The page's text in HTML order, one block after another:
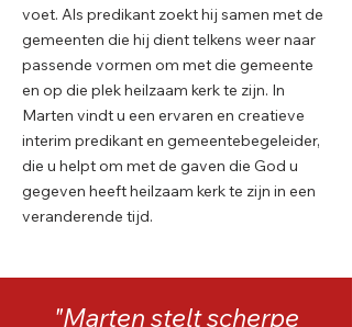
voet. Als predikant zoekt hij samen met de
gemeenten die hij dient telkens weer naar
passende vormen om met die gemeente
en op die plek heilzaam kerk te zijn. In
Marten vindt u een ervaren en creatieve
interim predikant en gemeentebegeleider,
die u helpt om met de gaven die God u
gegeven heeft heilzaam kerk te zijn in een
veranderende tijd.
"Marten stelt scherpe